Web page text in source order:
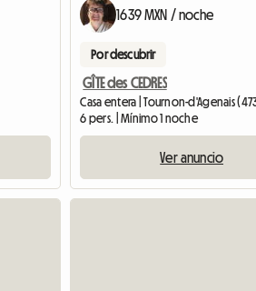
1639 MXN / noche
Por descubrir
GÎTE des CEDRES
Casa entera | Tournon-d'Agenais
6 pers. | Mínimo 1 noche
Ver anuncio